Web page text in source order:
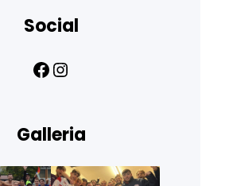
Social
Facebook Instagram
Galleria